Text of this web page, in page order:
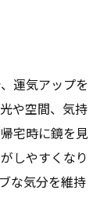
運気アップを
や空間、気持
宅時に鏡を見
しやすくなり
な気分を維持